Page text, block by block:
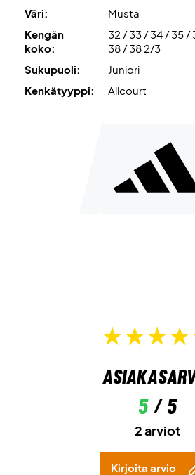
Kenkä on väriltään tummansininen ja
yksityiskohtia, mikä tekee siitä
treenikengän.
Väri:
Musta
Kengän
koko:
32 / 33 / 34 / 35 /
38 / 38 2/3
Sukupuoli:
Juniori
Kenkätyyppi:
Allcourt
5/ 5
2 arviot
Kirjoita arvio